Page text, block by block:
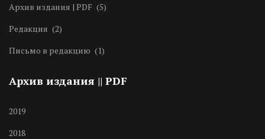
Архив издания | PDF (5)
Редакция (2)
Письмо в редакцию (1)
Архив издания || PDF
2019
2018